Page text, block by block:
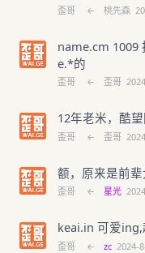
歪哥 ← 桃先森
name.cm 1009
e.*的
歪哥 ← 歪哥
12年老米，酷
歪哥 ← 歪哥
额，原来是前
歪哥 ← 星光
keai.in 可爱
歪哥 ← zc 2024-